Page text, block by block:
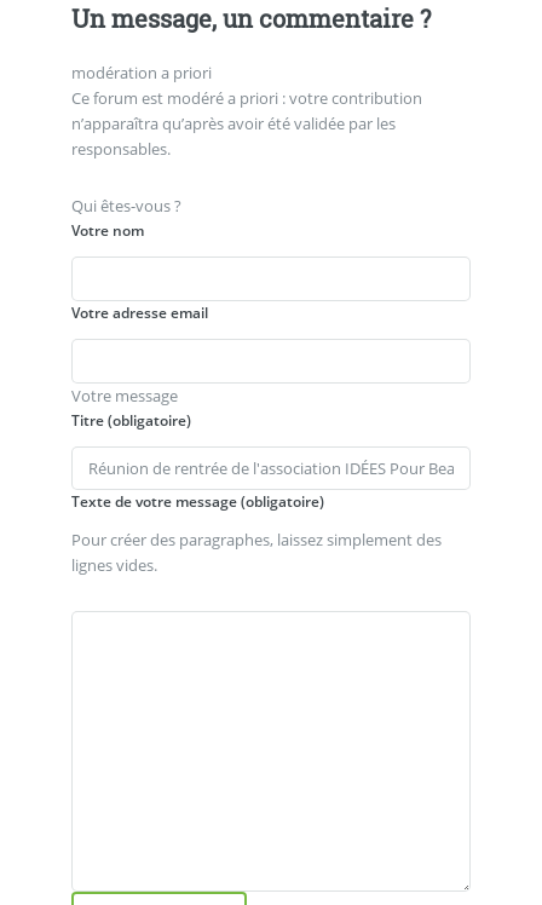
Un message, un commentaire ?
modération a priori
Ce forum est modéré a priori : votre contribution
n’apparaîtra qu’après avoir été validée par les
responsables.
Qui êtes-vous ?
Votre nom
Votre adresse email
Votre message
Titre (obligatoire)
Texte de votre message (obligatoire)
Pour créer des paragraphes, laissez simplement des
lignes vides.